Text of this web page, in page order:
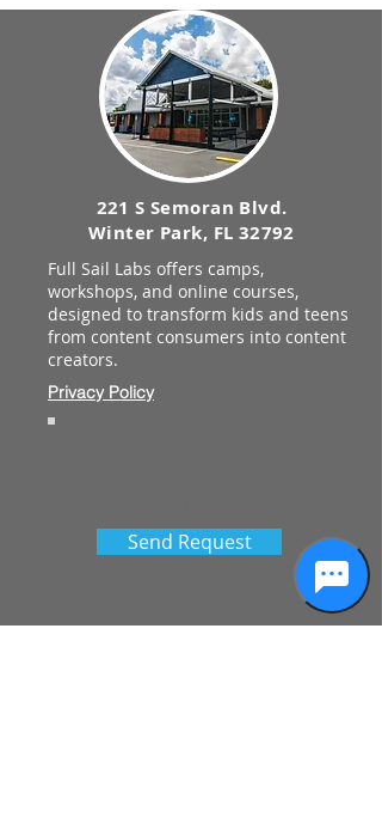
221 S Semoran Blvd.
Winter Park, FL 32792
Full Sail Labs offers camps,
workshops, and online courses,
designed to transform kids and teens
from content consumers into content
creators.
Privacy Policy
Send Request